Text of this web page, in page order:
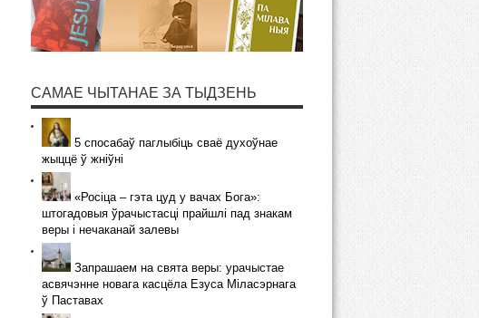
САМАЕ ЧЫТАНАЕ ЗА ТЫДЗЕНЬ
5 спосабаў паглыбіць сваё духоўнае
жыццё ў жніўні
«Росіца – гэта цуд у вачах Бога»:
штогадовыя ўрачыстасці прайшлі пад знакам
веры і нечаканай залевы
Запрашаем на свята веры: урачыстае
асвячэнне новага касцёла Езуса Міласэрнага
ў Паставах